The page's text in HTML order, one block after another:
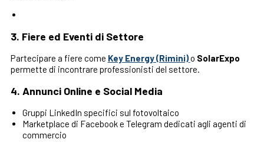
3. Fiere ed Eventi di Settore
Partecipare a fiere come Key Energy (Rimini)o SolarExpo
permette di incontrare professionisti del settore.
4. Annunci Online e Social Media
Gruppi LinkedIn specifici sul fotovoltaico
Marketplace di Facebook e Telegram dedicati agli agenti di
commercio